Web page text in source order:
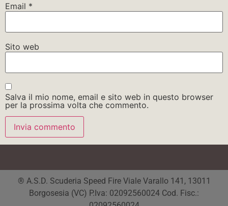
Email *
Sito web
Salva il mio nome, email e sito web in questo browser
per la prossima volta che commento.
® A.S.D. Scuderia Speed Fire Viale Varallo 141, 13011
Borgosesia (VC) P.Iva: 02092560024 Cod. Fisc.: